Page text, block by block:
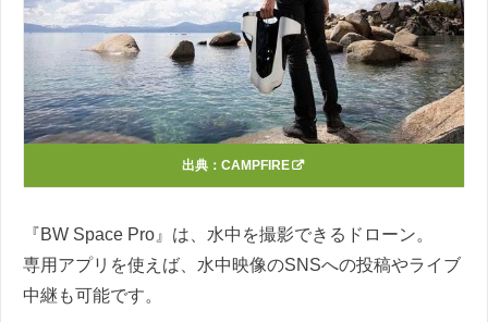
出典： CAMPFIRE
『BW Space Pro』は、水中を撮影できるドローン。
専用アプリを使えば、水中映像のSNSへの投稿やライブ
中継も可能です。